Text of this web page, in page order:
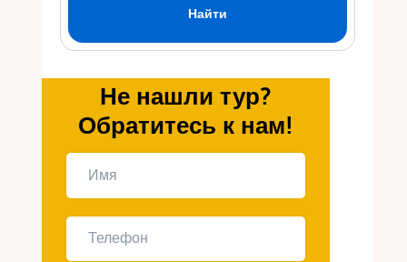
Не нашли тур?
Обратитесь к нам!